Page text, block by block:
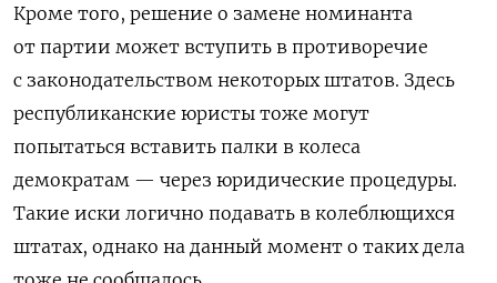
Кроме того, решение о замене номинанта
от партии может вступить в противоречие
с законодательством некоторых штатов. Здесь
республиканские юристы тоже могут
попытаться вставить палки в колеса
демократам — через юридические процедуры.
Такие иски логично подавать в колеблющихся
штатах, однако на данный момент о таких дела